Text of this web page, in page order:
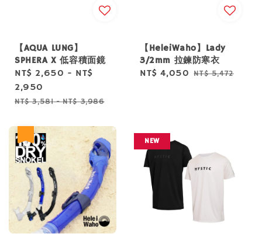
【AQUA LUNG】
SPHERA X 低容積面鏡
Sale
price
NT$ 2,650 - NT$
2,950
Regular
NT$ 3,581-NT$ 3,986
【HeleiWaho】Lady
3/2mm 拉鍊防寒衣
Sale
NT$ 4,050 Regular
NT$ 5,472
NEW